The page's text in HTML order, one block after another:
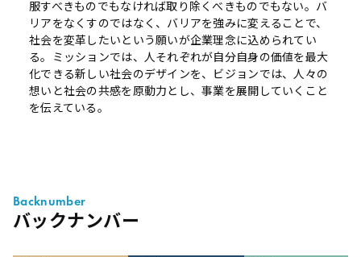
服すべきものでもなければ取り除くべきものでもない。バ
リアをなくすのではなく、バリアを強みに変えることで、
社会を変革したいという願いが企業理念に込められてい
る。ミッションでは、人それぞれが自分自身の価値を最大
化できる新しい社会のデザインを、ビジョンでは、人々の
想いと社会の共感を原動力とし、事業を展開していくこと
を伝えている。
バックナンバー
Backnumber